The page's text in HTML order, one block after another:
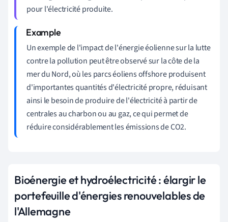
pour l'électricité produite.
Un exemple de l'impact de l'énergie éolienne sur la lutte
contre la pollution peut être observé sur la côte de la
mer du Nord, où les parcs éoliens offshore produisent
d'importantes quantités d'électricité propre, réduisant
ainsi le besoin de produire de l'électricité à partir de
centrales au charbon ou au gaz, ce qui permet de
réduire considérablement les émissions de CO2.
Bioénergie et hydroélectricité : élargir le
portefeuille d'énergies renouvelables de
l'Allemagne